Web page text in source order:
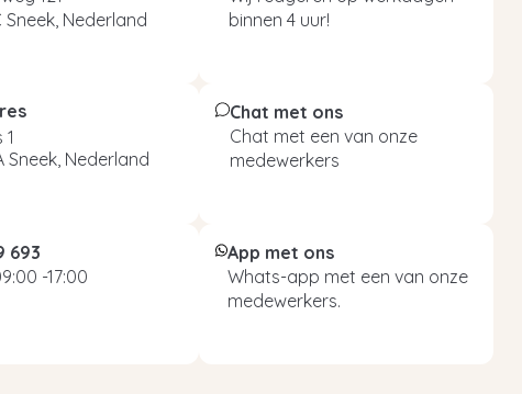
Sneek, Nederland
binnen 4 uur!
Sneek, Nederland
Chat met ons
Chat met een van onze
medewerkers
693
-17:00
App met ons
Whats-app met een van onze
medewerkers.